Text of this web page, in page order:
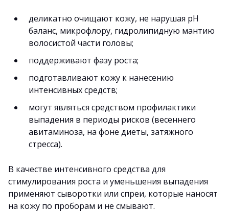
деликатно очищают кожу, не нарушая рН
баланс, микрофлору, гидролипидную мантию
волосистой части головы;
поддерживают фазу роста;
подготавливают кожу к нанесению
интенсивных средств;
могут являться средством профилактики
выпадения в периоды рисков (весеннего
авитаминоза, на фоне диеты, затяжного
стресса).
В качестве интенсивного средства для
стимулирования роста и уменьшения выпадения
применяют сыворотки или спреи, которые наносят
на кожу по проборам и не смывают.